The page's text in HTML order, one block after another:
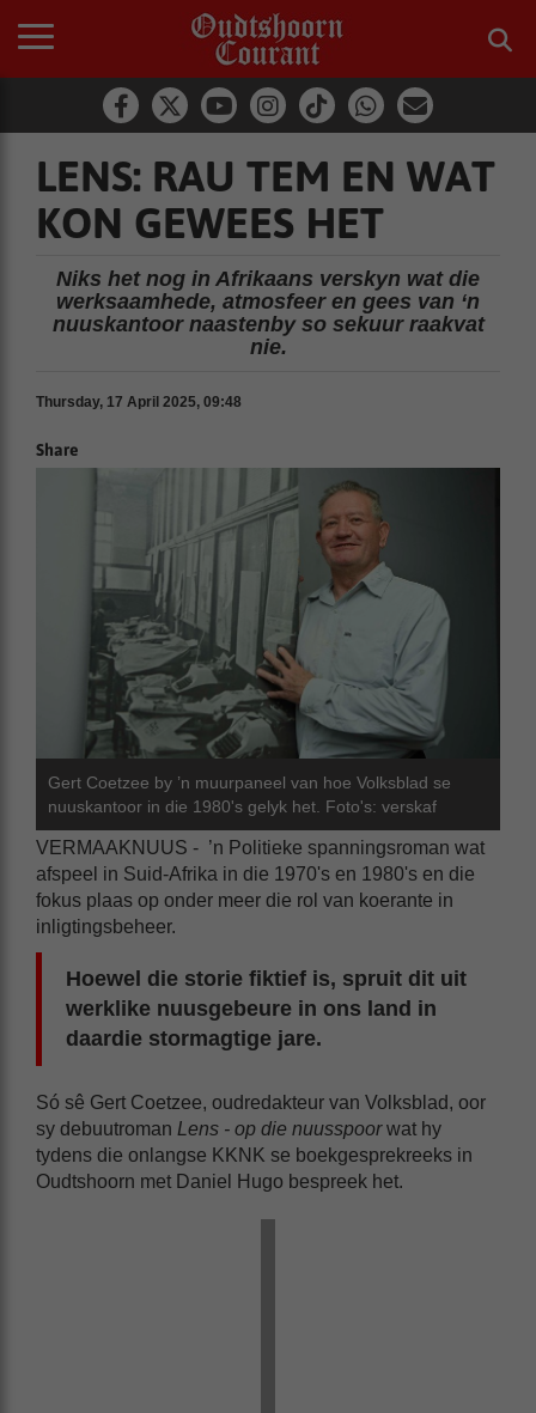
LENS: RAU TEM EN WAT
KON GEWEES HET
Niks het nog in Afrikaans verskyn wat die
werksaamhede, atmosfeer en gees van ‘n
nuuskantoor naastenby so sekuur raakvat
nie.
Thursday, 17 April 2025, 09:48
Share
Gert Coetzee by ’n muurpaneel van hoe Volksblad se
nuuskantoor in die 1980's gelyk het. Foto's: verskaf
VERMAAKNUUS - ’n Politieke spanningsroman wat
afspeel in Suid-Afrika in die 1970's en 1980's en die
fokus plaas op onder meer die rol van koerante in
inligtingsbeheer.
Hoewel die storie fiktief is, spruit dit uit
werklike nuusgebeure in ons land in
daardie stormagtige jare.
Só sê Gert Coetzee, oudredakteur van Volksblad, oor
sy debuutroman Lens - op die nuusspoorwat hy
tydens die onlangse KKNK se boekgesprekreeks in
Oudtshoorn met Daniel Hugo bespreek het.